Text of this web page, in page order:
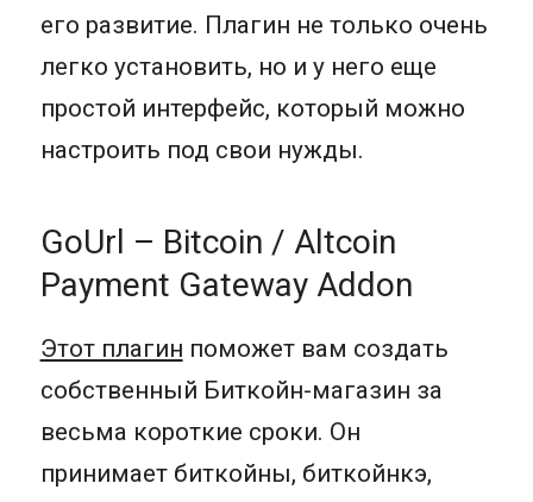
его развитие. Плагин не только очень
легко установить, но и у него еще
простой интерфейс, который можно
настроить под свои нужды.
GoUrl – Bitcoin / Altcoin
Payment Gateway Addon
Этот плагин поможет вам создать
собственный Биткойн-магазин за
весьма короткие сроки. Он
принимает биткойны, биткойнкэ,